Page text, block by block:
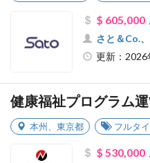
$ 605,000/
さと＆Co.
更新：2026
健康福祉プログラム
本州、 東京都 フルタ
$ 530,000/